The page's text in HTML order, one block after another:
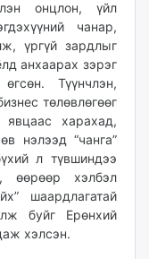
онцлон, үйл
чанар,
үргүй зардлыг
анхаарах зэрэг
Түүнчлэн,
төлөвлөгөөг
харахад,
нэлээд “чанга”
л түвшиндээ
өөрөөр хэлбэл
шаардлагатай
буйг Ерөнхий
хэлсэн.